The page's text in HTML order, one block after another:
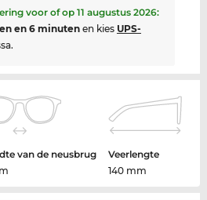
voor of op 11 augustus 2026:
en 6 minutenen kies UPS-
van de neusbrug
Veerlengte
140 mm